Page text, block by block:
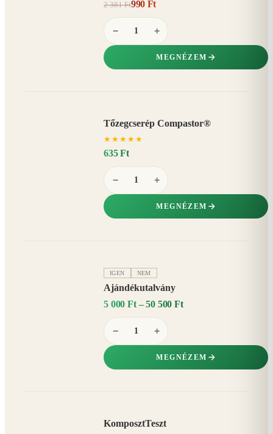
2 381 Ft990 Ft
− +
MEGNÉZEM
Tőzegcserép Compastor®
★ ★ ★ ★ ★
635 Ft
− +
MEGNÉZEM
IGEN NEM
Ajándékutalvány
5 000 Ft – 50 500 Ft
− +
MEGNÉZEM
KomposztTeszt